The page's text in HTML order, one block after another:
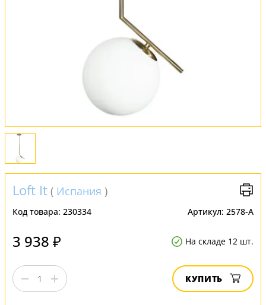
Loft It ( Испания )
Код товара: 230334 Артикул: 2578-A
3 938 ₽ На складе 12 шт.
КУПИТЬ